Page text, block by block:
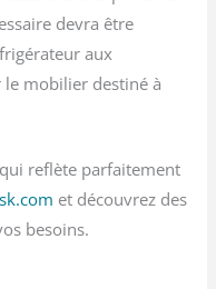
devra être
aux
le mobilier destiné à
reflète parfaitement
et découvrez des
besoins.